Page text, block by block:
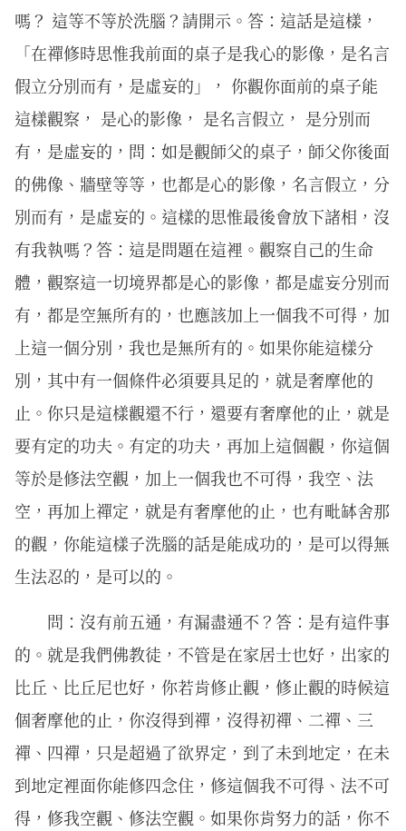
嗎？ 這等不等於洗腦？請開示。答：這話是這樣，
「在禪修時思惟我前面的桌子是我心的影像，是名言
假立分別而有，是虛妄的」， 你觀你面前的桌子能
這樣觀察， 是心的影像， 是名言假立， 是分別而
有，是虛妄的，問：如是觀師父的桌子，師父你後面
的佛像、牆壁等等，也都是心的影像，名言假立，分
別而有，是虛妄的。這樣的思惟最後會放下諸相，沒
有我執嗎？答：這是問題在這裡。觀察自己的生命
體，觀察這一切境界都是心的影像，都是虛妄分別而
有，都是空無所有的，也應該加上一個我不可得，加
上這一個分別，我也是無所有的。如果你能這樣分
別，其中有一個條件必須要具足的，就是奢摩他的
止。你只是這樣觀還不行，還要有奢摩他的止，就是
要有定的功夫。有定的功夫，再加上這個觀，你這個
等於是修法空觀，加上一個我也不可得，我空、法
空，再加上禪定，就是有奢摩他的止，也有毗缽舍那
的觀，你能這樣子洗腦的話是能成功的，是可以得無
生法忍的，是可以的。
問：沒有前五通，有漏盡通不？答：是有這件事
的。就是我們佛教徒，不管是在家居士也好，出家的
比丘、比丘尼也好，你若肯修止觀，修止觀的時候這
個奢摩他的止，你沒得到禪，沒得初禪、二禪、三
禪、四禪，只是超過了欲界定，到了未到地定，在未
到地定裡面你能修四念住，修這個我不可得、法不可
得，修我空觀、修法空觀。如果你肯努力的話，你不